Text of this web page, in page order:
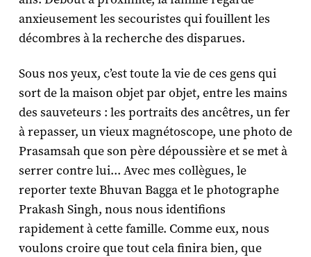
anxieusement les secouristes qui fouillent les
décombres à la recherche des disparues.
Sous nos yeux, c’est toute la vie de ces gens qui
sort de la maison objet par objet, entre les mains
des sauveteurs : les portraits des ancêtres, un fer
à repasser, un vieux magnétoscope, une photo de
Prasamsah que son père dépoussière et se met à
serrer contre lui... Avec mes collègues, le
reporter texte Bhuvan Bagga et le photographe
Prakash Singh, nous nous identifions
rapidement à cette famille. Comme eux, nous
voulons croire que tout cela finira bien, que